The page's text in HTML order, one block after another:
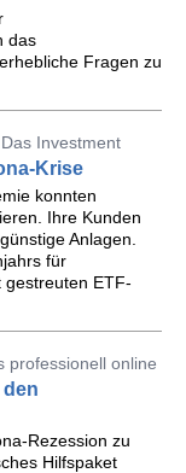
das
Fragen zu
Investment
Krise
konnten
Ihre Kunden
Anlagen.
für
gestreuten ETF-
professionell online
Rezession zu
Hilfspaket